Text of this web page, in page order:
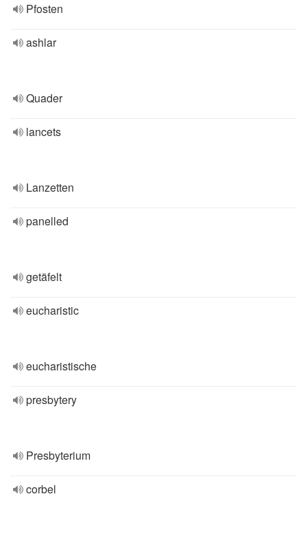
Pfosten
ashlar
Quader
lancets
Lanzetten
panelled
getäfelt
eucharistic
eucharistische
presbytery
Presbyterium
corbel